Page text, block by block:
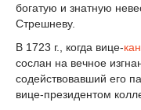
богатую и знатную
Стрешневу.
В 1723 г., когда вице-
сослан на вечное
содействовавший его
вице-президентом